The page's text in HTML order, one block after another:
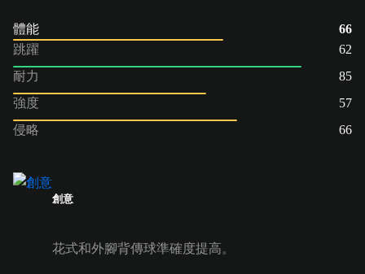
體能
66
跳躍
62
耐力
85
強度
57
侵略
66
創意
花式和外腳背傳球準確度提高。